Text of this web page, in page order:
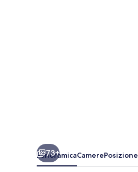
73+
PanoramicaCamerePosizione